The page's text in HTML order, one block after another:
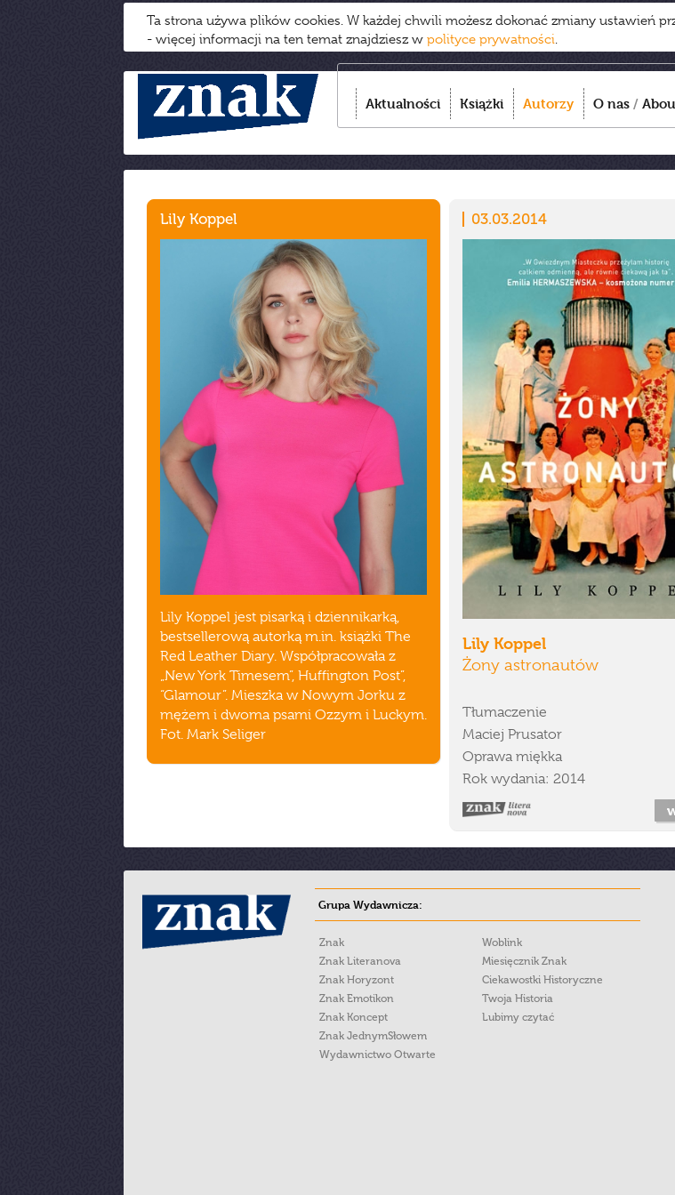
Ta strona używa plików cookies. W każdej chwili możesz dokonać zmiany ustawień
- więcej informacji na ten temat znajdziesz w polityce prywatności.
Aktualności Książki Autorzy O nas /
Lily Koppel
Lily Koppel jest pisarką i dziennikarką,
bestsellerową autorką m.in. książki The
Red Leather Diary. Współpracowała z
„New York Timesem”, Huffington Post”,
“Glamour”. Mieszka w Nowym Jorku z
mężem i dwoma psami Ozzym i Luckym.
Fot. Mark Seliger
03.03.2014
Lily Koppel
Żony astronautów
Tłumaczenie
Maciej Prusator
Oprawa miękka
Rok wydania: 2014
Grupa Wydawnicza:
Znak
Znak Literanova
Znak Horyzont
Znak Emotikon
Znak Koncept
Znak JednymSłowem
Wydawnictwo Otwarte
Woblink
Miesięcznik Znak
Ciekawostki Historyczne
Twoja Historia
Lubimy czytać